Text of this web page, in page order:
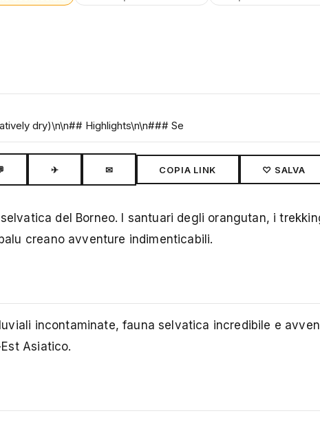
dry)\n\n## Highlights\n\n### Se
✈ ✉ COPIA LINK ♡ SALVA
del Borneo. I santuari degli orangutan, i
creano avventure indimenticabili.
incontaminate, fauna selvatica incredibile e
Asiatico.